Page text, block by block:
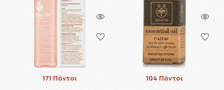
171 Πόντοι 104 Πόντοι